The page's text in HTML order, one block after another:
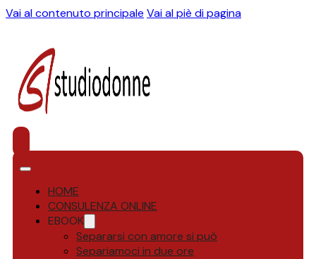
Vai al contenuto principale Vai al piè di pagina
HOME
CONSULENZA ONLINE
EBOOK
Separarsi con amore si può
Separiamoci in due ore